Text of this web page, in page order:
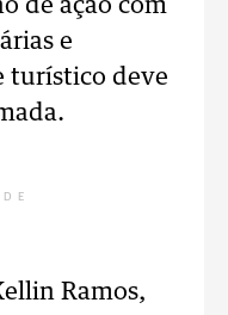
de ação com
e
turístico deve
Ramos,